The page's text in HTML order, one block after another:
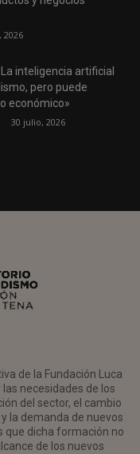
2026
inteligencia artificial
pero puede
económico»
30 julio, 2026
de la Fundación Luca
necesidades de los
del sector, el cambio
la demanda de nuevos
que dicha formación no
de los nuevos